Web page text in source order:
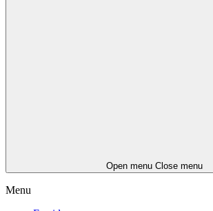
Open menu Close menu
Menu